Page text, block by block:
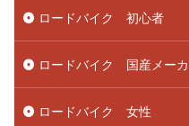
ロードバイク 初心者
ロードバイク 国産メー
ロードバイク 女性